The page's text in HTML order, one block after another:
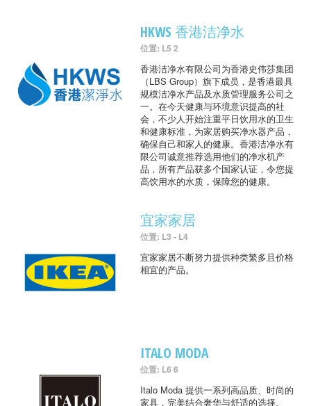
HKWS 香港洁净水
位置: L5 2
香港洁净水有限公司为香港史伟莎集团
（LBS Group）旗下成员，是香港最具
规模洁净水产品及水质管理服务公司之
一。在今天健康与环境意识提高的社
会，不少人开始注重平日饮用水的卫生
和健康标准，为家居购买净水器产品，
确保自己和家人的健康。香港洁净水有
限公司诚意推荐选用他们的净水机产
品，所有产品获多个国家认证，令您提
高饮用水的水质，保障您的健康。
宜家家居
位置: L3 - L4
宜家家居不断努力提供种类繁多且价格
相宜的产品。
ITALO MODA
位置: L6 6
Italo Moda 提供一系列高品质、时尚的
家具，完美结合奢华与舒适的选择。